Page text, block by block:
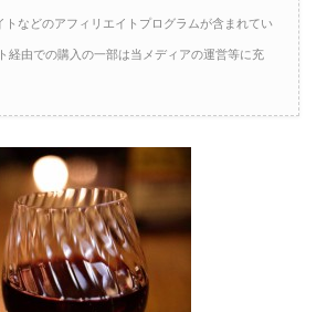
トなどのアフィリエイトプログラムが含まれてい
経由での購入の一部は当メディアの運営等に充